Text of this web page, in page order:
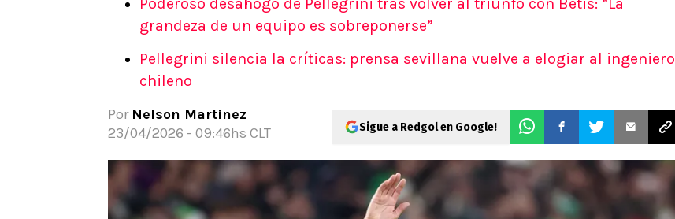
Apuesta del día
grandeza de un equipo es sobreponerse”
Pellegrini silencia la críticas: prensa sevillana vuelve a elogiar al ingeniero
chileno
Por Nelson Martinez
23/04/2026 - 09:46hs CLT
Sigue a Redgol en Google!